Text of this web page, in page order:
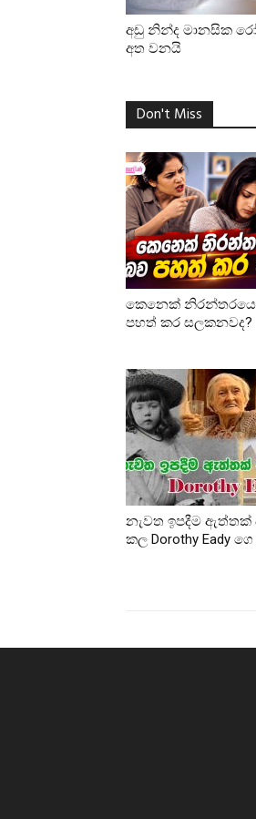
අඩු නින්ද මානසික
අත වනයි
Don't Miss
කෙනෙක්
පහත් කර සලකනවද?
නැවත ඉපදීම ඇත්තක්
කල Dorothy Eady